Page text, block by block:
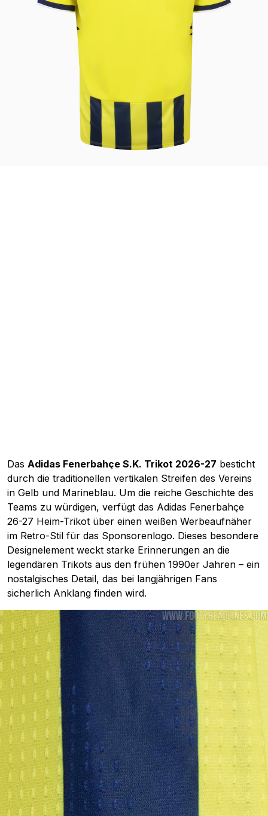
Das Adidas Fenerbahçe S.K. Trikot 2026-27 besticht
durch die traditionellen vertikalen Streifen des Vereins
in Gelb und Marineblau. Um die reiche Geschichte des
Teams zu würdigen, verfügt das Adidas Fenerbahçe
26-27 Heim-Trikot über einen weißen Werbeaufnäher
im Retro-Stil für das Sponsorenlogo. Dieses besondere
Designelement weckt starke Erinnerungen an die
legendären Trikots aus den frühen 1990er Jahren – ein
nostalgisches Detail, das bei langjährigen Fans
sicherlich Anklang finden wird.